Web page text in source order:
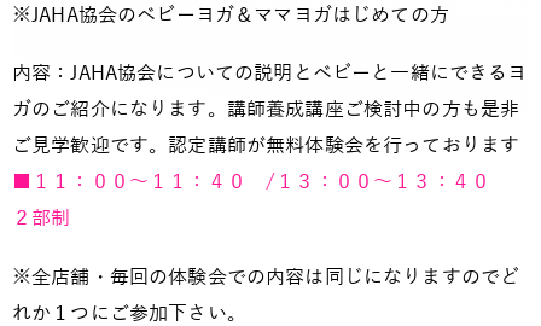
※JAHA協会のベビーヨガ＆ママヨガはじめての方
内容：JAHA協会についての説明とベビーと一緒にできるヨ
ガのご紹介になります。講師養成講座ご検討中の方も是非
ご見学歓迎です。認定講師が無料体験会を行っております
■１１：００～１１：４０ /１３：００～１３：４０
２部制
※全店舗・毎回の体験会での内容は同じになりますのでど
れか１つにご参加下さい。